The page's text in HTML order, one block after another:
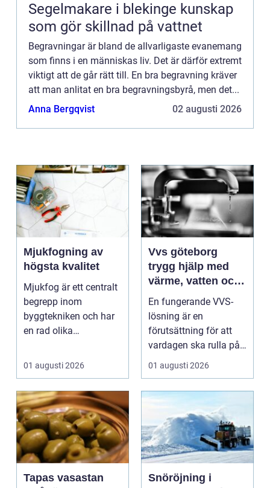
Segelmakare i blekinge kunskap
som gör skillnad på vattnet
Begravningar är bland de allvarligaste evanemang
som finns i en människas liv. Det är därför extremt
viktigt att de går rätt till. En bra begravning kräver
att man anlitat en bra begravningsbyrå, men det...
Anna Bergqvist
02 augusti 2026
Mjukfogning av
högsta kvalitet
Mjukfog är ett centralt
begrepp inom
byggtekniken och har
en rad olika
..
01 augusti 2026
Vvs göteborg
trygg hjälp med
värme, vatten och
sanitet
En fungerande VVS-
lösning är en
förutsättning för att
vardagen ska rulla på.
När värmen strular,
01 augusti 2026
Tapas vasastan
Snöröjning i